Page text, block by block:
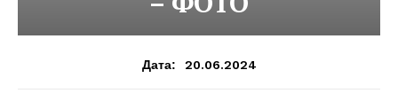
Дата: 20.06.2024